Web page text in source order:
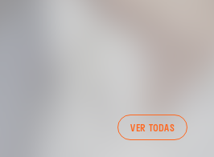
VER TODAS
CF 7/8/2026